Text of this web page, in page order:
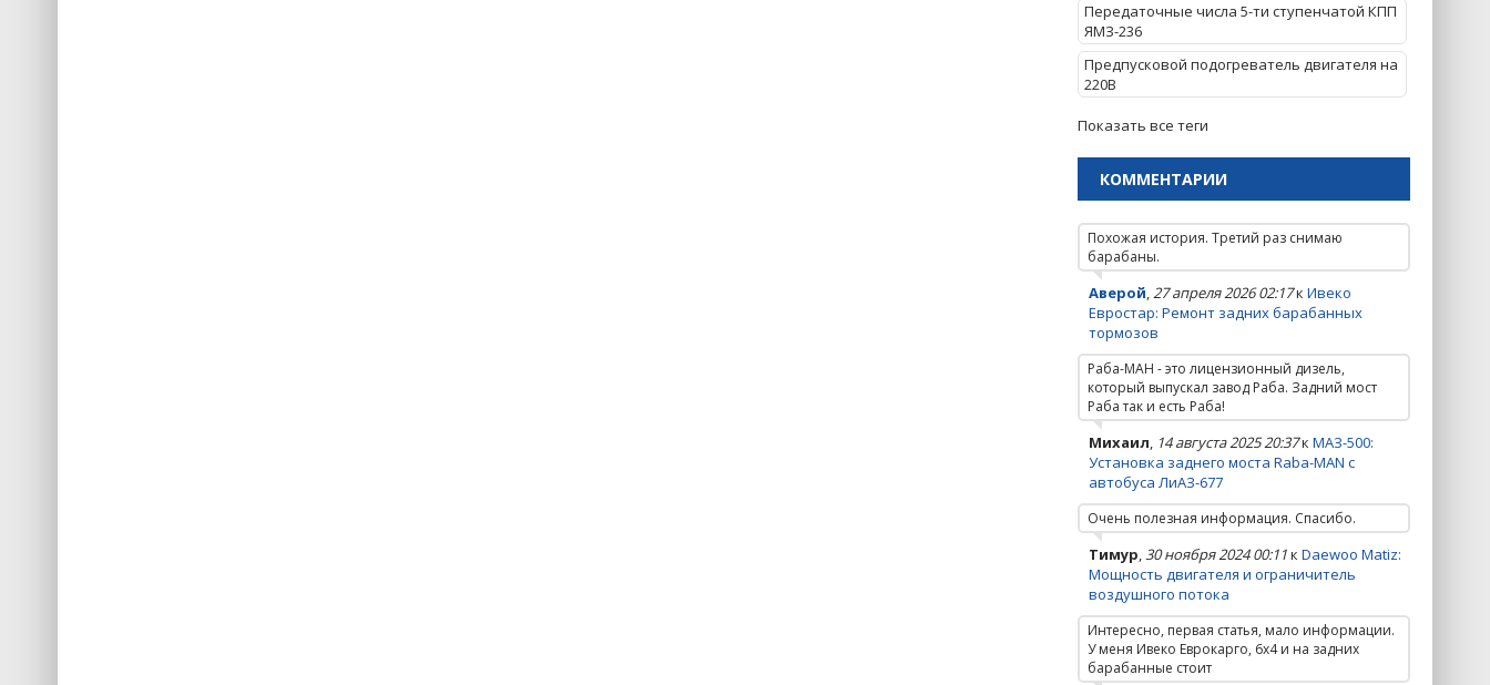
Передаточные числа 5-ти ступенчатой КПП
ЯМЗ-236
Предпусковой подогреватель двигателя на
220В
Показать все теги
КОММЕНТАРИИ
Похожая история. Третий раз снимаю
барабаны.
Аверой,27 апреля 2026 02:17к Ивеко
Евростар: Ремонт задних барабанных
тормозов
Раба-МАН - это лицензионный дизель,
который выпускал завод Раба. Задний мост
Раба так и есть Раба!
Михаил, 14 августа 2025 20:37к МАЗ-500:
Установка заднего моста Raba-MAN с
автобуса ЛиАЗ-677
Очень полезная информация. Спасибо.
Тимур,30 ноября 2024 00:11к Daewoo Matiz:
Мощность двигателя и ограничитель
воздушного потока
Интересно, первая статья, мало информации.
У меня Ивеко Еврокарго, 6х4 и на задних
барабанные стоит